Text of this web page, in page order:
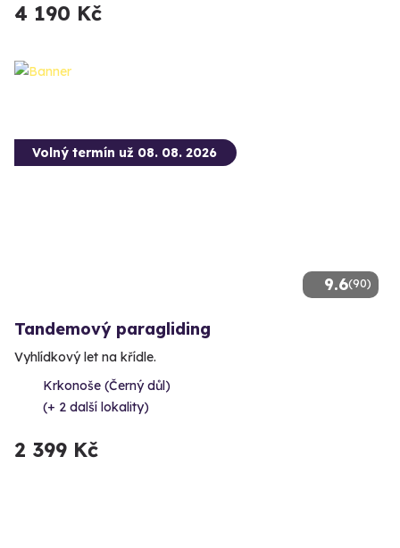
4 190 Kč
9.6(90)
Volný termín už 08. 08. 2026
Tandemový paragliding
Vyhlídkový let na křídle.
Krkonoše (Černý důl)
(+ 2 další lokality)
2 399 Kč